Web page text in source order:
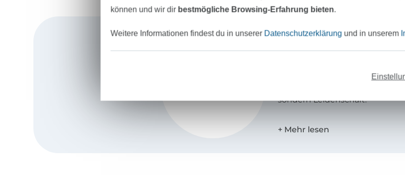
drei eM's
Ich bin Manja, 75 er Jahrgang
Die Kreativität und das Nähen
sondern Leidenschaft.
Meine Ebooks sind vor allem
können und wir dir bestmögliche Browsing-Erfahrung bieten.
Weitere Informationen findest du in unserer Datenschutzerklärung und in unserem